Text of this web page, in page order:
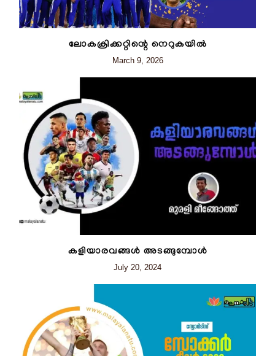
ലോകക്രിക്കറ്റിന്റെ നെറുകയിൽ
March 9, 2026
കളിയാരവങ്ങൾ അടങ്ങുമ്പോൾ
July 20, 2024